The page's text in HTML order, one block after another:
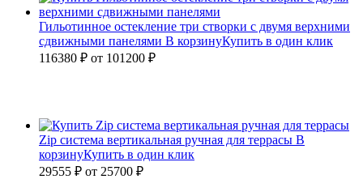
Гильотинное остекление три створки с двумя верхними
сдвижными панелями В корзинуКупить в один клик
116380 ₽ от 101200 ₽
Zip система вертикальная ручная для террасы В
корзинуКупить в один клик
29555 ₽ от 25700 ₽